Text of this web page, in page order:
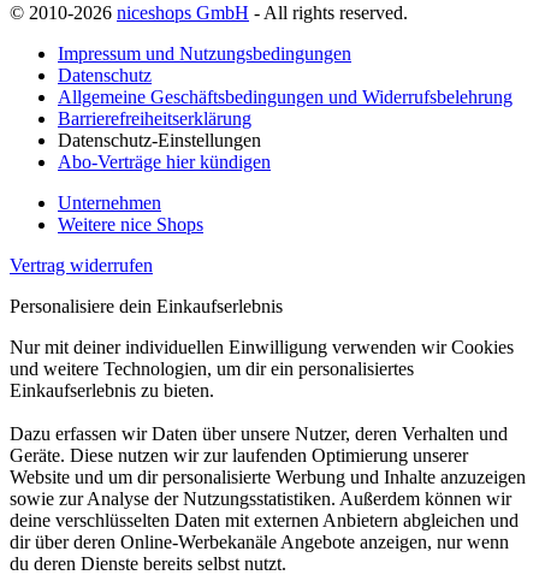
© 2010-2026 niceshops GmbH - All rights reserved.
Impressum und Nutzungsbedingungen
Datenschutz
Allgemeine Geschäftsbedingungen und Widerrufsbelehrung
Barrierefreiheitserklärung
Datenschutz-Einstellungen
Abo-Verträge hier kündigen
Unternehmen
Weitere nice Shops
Vertrag widerrufen
Personalisiere dein Einkaufserlebnis
Nur mit deiner individuellen Einwilligung verwenden wir Cookies
und weitere Technologien, um dir ein personalisiertes
Einkaufserlebnis zu bieten.
Dazu erfassen wir Daten über unsere Nutzer, deren Verhalten und
Geräte. Diese nutzen wir zur laufenden Optimierung unserer
Website und um dir personalisierte Werbung und Inhalte anzuzeigen
sowie zur Analyse der Nutzungsstatistiken. Außerdem können wir
deine verschlüsselten Daten mit externen Anbietern abgleichen und
dir über deren Online-Werbekanäle Angebote anzeigen, nur wenn
du deren Dienste bereits selbst nutzt.